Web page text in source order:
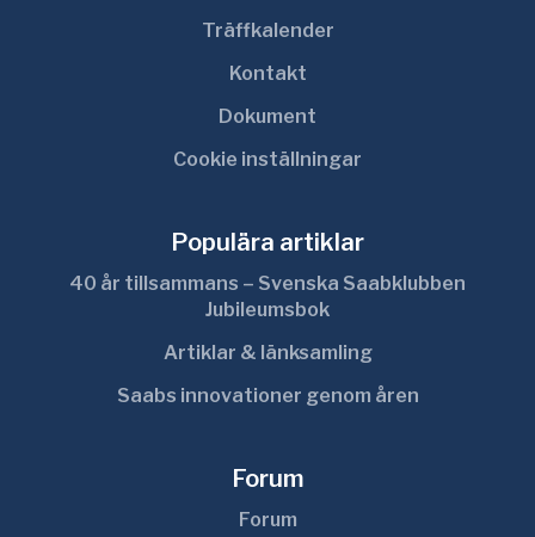
Träffkalender
Kontakt
Dokument
Cookie inställningar
Populära artiklar
40 år tillsammans – Svenska Saabklubben
Jubileumsbok
Artiklar & länksamling
Saabs innovationer genom åren
Forum
Forum